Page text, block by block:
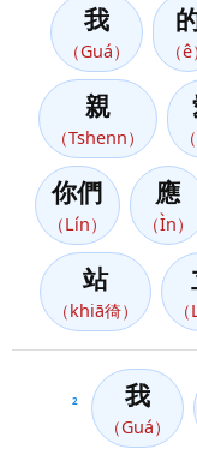
我
（Guá） （ê）
親
（Tshenn）
你們
（Lín）
應
（Ìn）
站
（khiā徛）
2 我
（Guá）